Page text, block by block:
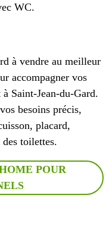
WC.
à vendre au meilleur
accompagner vos
Saint-Jean-du-Gard.
besoins précis,
placard,
toilettes.
POUR